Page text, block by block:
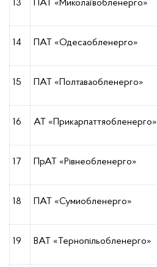
13 ПАТ «Миколаївобленерго»
14 ПАТ «Одесаобленерго»
15 ПАТ «Полтаваобленерго»
16 АТ «Прикарпаттяобленерго»
17 ПрАТ «Рівнеобленерго»
18 ПАТ «Сумиобленерго»
19 ВАТ «Тернопільобленерго»